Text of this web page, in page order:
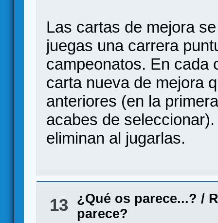
Las cartas de mejora
juegas una carrera
campeonatos. En cada
carta nueva de mejora
anteriores (en la
acabes de
eliminan al jugarlas.
13 ¿Qué os parece...? /
parece?